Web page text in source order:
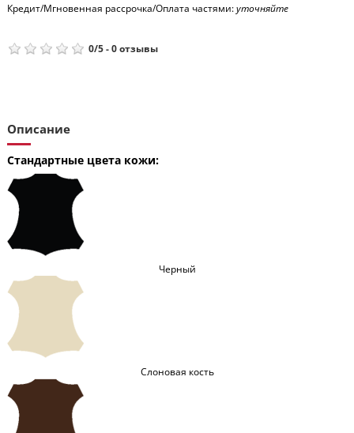
Кредит/Мгновенная рассрочка/Оплата частями:уточняйте
0/5-0отзывы
Описание
Стандартные цвета кожи:
Черный
Слоновая кость